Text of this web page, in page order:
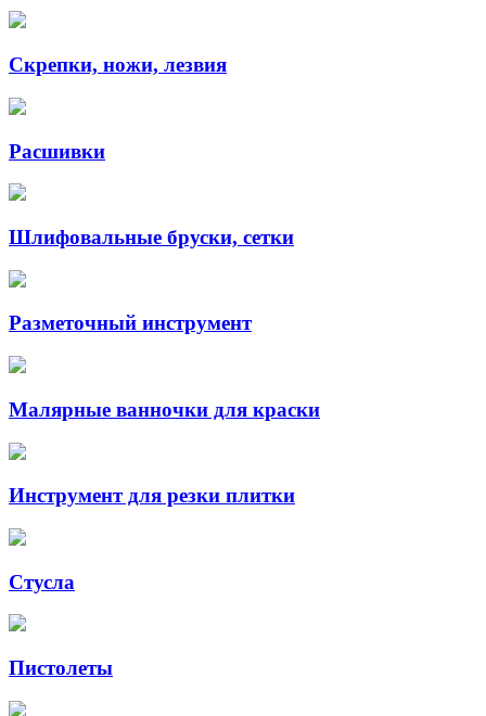
Скрепки, ножи, лезвия
Расшивки
Шлифовальные бруски, сетки
Разметочный инструмент
Малярные ванночки для краски
Инструмент для резки плитки
Стусла
Пистолеты